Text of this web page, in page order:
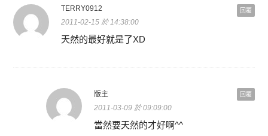
回覆
TERRY0912
2011-02-15 於 14:38:00
天然的最好就是了XD
回覆
版主
2011-03-09 於 09:09:00
當然要天然的才好啊^^